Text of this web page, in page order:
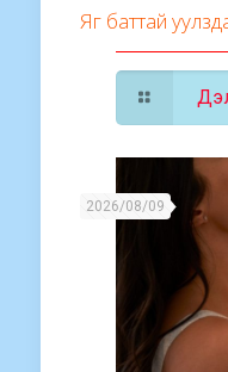
Яг баттай
2026/08/09